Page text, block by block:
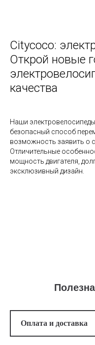
Citycoco:
Открой новые
качества
Наши
безопасный способ
возможность заявить о
Отличительные
мощность двигателя,
эксклюзивный дизайн.